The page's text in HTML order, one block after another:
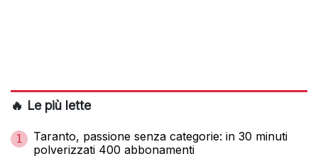
🔥 Le più lette
1
Taranto, passione senza categorie: in 30 minuti
polverizzati 400 abbonamenti